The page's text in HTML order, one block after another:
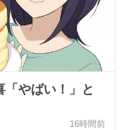
「やばい！」と
16時間前